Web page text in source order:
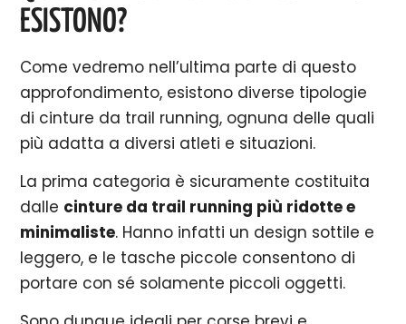
ESISTONO?
Come vedremo nell’ultima parte di questo
approfondimento, esistono diverse tipologie
di cinture da trail running, ognuna delle quali
più adatta a diversi atleti e situazioni.
La prima categoria è sicuramente costituita
dalle cinture da trail running più ridotte e
minimaliste. Hanno infatti un design sottile e
leggero, e le tasche piccole consentono di
portare con sé solamente piccoli oggetti.